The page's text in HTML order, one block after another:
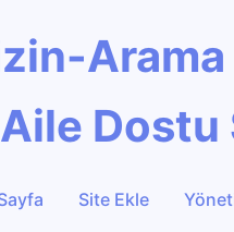
Dostu
Site Ekle